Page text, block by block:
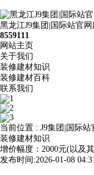
黑龙江J9集团|国际站官
8559111
网站主页
关于我们
装修建材知识
装修建材百科
联系我们
当前位置 : J9集团|国际站
装修建材知识
增价幅度：2000元(以及
发布时间:2026-01-08